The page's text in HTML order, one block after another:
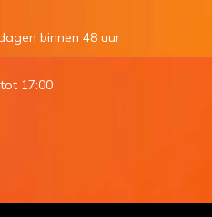
binnen 48 uur
17:00